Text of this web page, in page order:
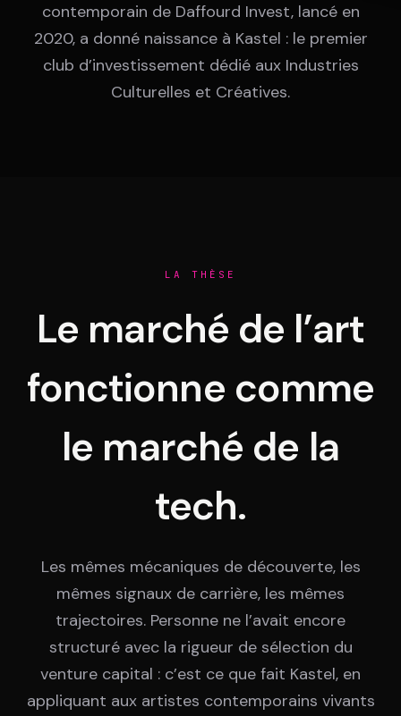
Témoignages
CONSEIL M&A AUGMENTÉ
DIAA
AGENCE CONSEIL & SSII
contemporain de Daffourd Invest, lancé en
2020, a donné naissance à Kastel : le premier
club d’investissement dédié aux Industries
Culturelles et Créatives.
LA THÈSE
Le marché de l’art
fonctionne comme
le marché de la
tech.
Les mêmes mécaniques de découverte, les
mêmes signaux de carrière, les mêmes
trajectoires. Personne ne l’avait encore
structuré avec la rigueur de sélection du
venture capital : c’est ce que fait Kastel, en
appliquant aux artistes contemporains vivants